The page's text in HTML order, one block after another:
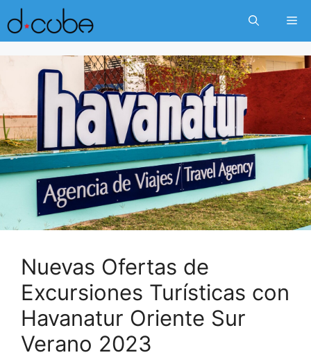
Skip
to
content
Nuevas Ofertas de
Excursiones Turísticas con
Havanatur Oriente Sur
Verano 2023